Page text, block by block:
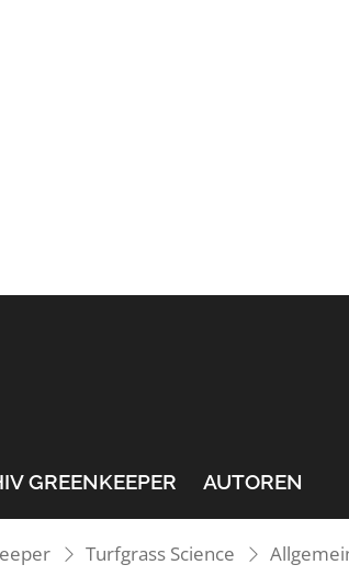
GREENKEEPER AUTOREN
Turfgrass Science